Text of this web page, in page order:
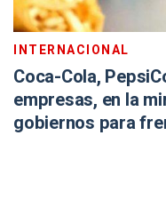
INTERNACIONAL
Coca-Cola,
empresas, en la
gobiernos para